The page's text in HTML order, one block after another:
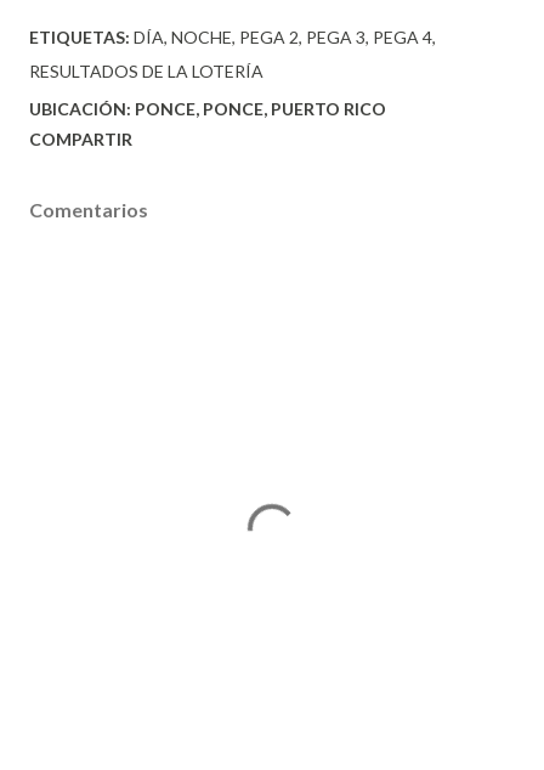
ETIQUETAS: DÍA NOCHE PEGA 2 PEGA 3 PEGA 4
RESULTADOS DE LA LOTERÍA
UBICACIÓN: PONCE, PONCE, PUERTO RICO
COMPARTIR
Comentarios